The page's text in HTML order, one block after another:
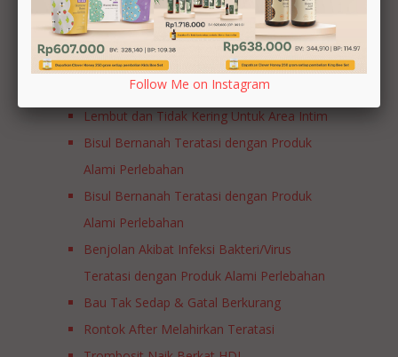
Produk Perlebahan Membantu
Meningkatkan Imun Anak
Luka Diabetes Membaik Berkat Rutin
Konsumsi Produk HDI
Lembut dan Tidak Kering Untuk Area Intim
Bisul Bernanah Teratasi dengan Produk
Alami Perlebahan
Bisul Bernanah Teratasi dengan Produk
Alami Perlebahan
Benjolan Akibat Infeksi Bakteri/Virus
Teratasi dengan Produk Alami Perlebahan
Bau Tak Sedap & Gatal Berkurang
Rontok After Melahirkan Teratasi
Follow Me on Instagram